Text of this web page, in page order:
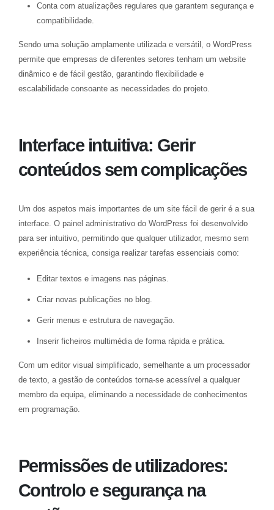
Conta com atualizações regulares que garantem segurança e
compatibilidade.
Sendo uma solução amplamente utilizada e versátil, o WordPress
permite que empresas de diferentes setores tenham um website
dinâmico e de fácil gestão, garantindo flexibilidade e
escalabilidade consoante as necessidades do projeto.
Interface intuitiva: Gerir
conteúdos sem complicações
Um dos aspetos mais importantes de um site fácil de gerir é a sua
interface. O painel administrativo do WordPress foi desenvolvido
para ser intuitivo, permitindo que qualquer utilizador, mesmo sem
experiência técnica, consiga realizar tarefas essenciais como:
Editar textos e imagens nas páginas.
Criar novas publicações no blog.
Gerir menus e estrutura de navegação.
Inserir ficheiros multimédia de forma rápida e prática.
Com um editor visual simplificado, semelhante a um processador
de texto, a gestão de conteúdos torna-se acessível a qualquer
membro da equipa, eliminando a necessidade de conhecimentos
em programação.
Permissões de utilizadores:
Controlo e segurança na